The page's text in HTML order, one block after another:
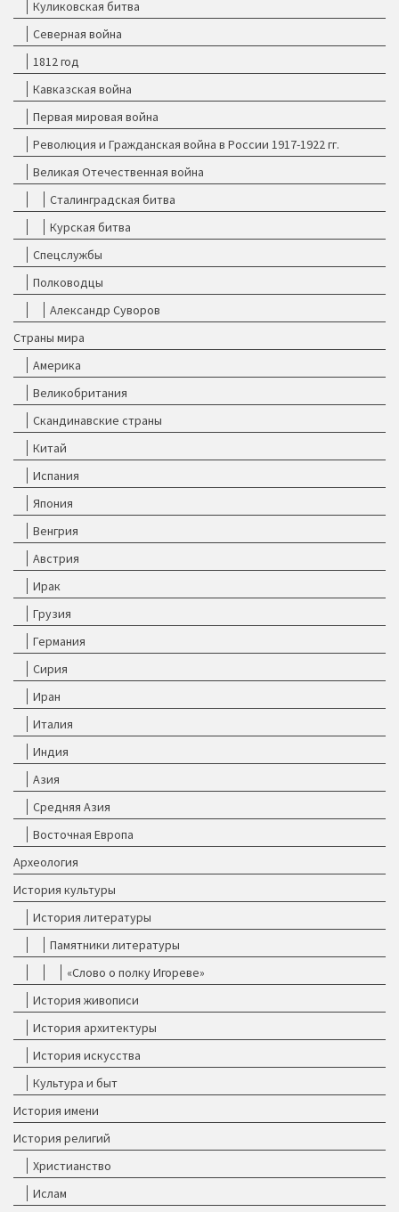
Куликовская битва
Северная война
1812 год
Кавказская война
Первая мировая война
Революция и Гражданская война в России 1917-1922 гг.
Великая Отечественная война
Сталинградская битва
Курская битва
Спецслужбы
Полководцы
Александр Суворов
Страны мира
Америка
Великобритания
Скандинавские страны
Китай
Испания
Япония
Венгрия
Австрия
Ирак
Грузия
Германия
Сирия
Иран
Италия
Индия
Азия
Средняя Азия
Восточная Европа
Археология
История культуры
История литературы
Памятники литературы
«Слово о полку Игореве»
История живописи
История архитектуры
История искусства
Культура и быт
История имени
История религий
Христианство
Ислам